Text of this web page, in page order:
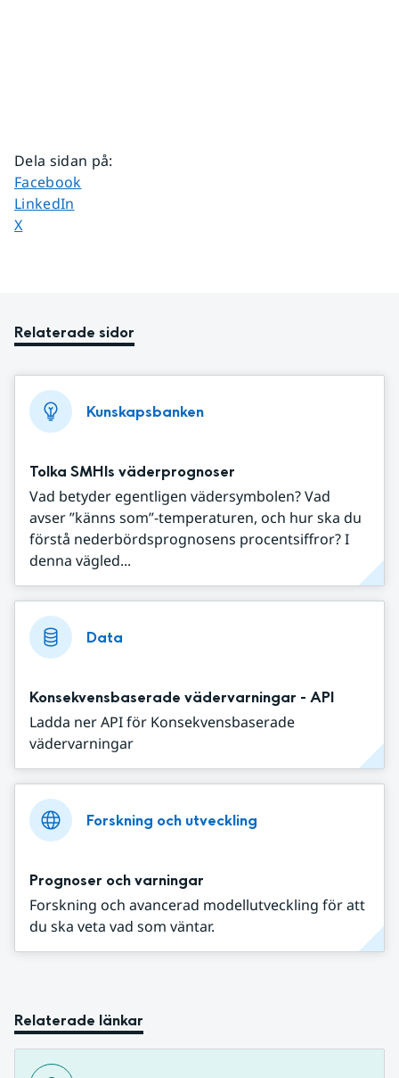
Dela sidan på:
Dela sidan på
Facebook
Dela sidan på
LinkedIn
Dela sidan på
X
Relaterade sidor
Kunskapsbanken
Tolka SMHIs väderprognoser
Vad betyder egentligen vädersymbolen? Vad
avser ”känns som”-temperaturen, och hur ska du
förstå nederbördsprognosens procentsiffror? I
denna vägled...
Data
Konsekvensbaserade vädervarningar - API
Ladda ner API för Konsekvensbaserade
vädervarningar
Forskning och utveckling
Prognoser och varningar
Forskning och avancerad modellutveckling för att
du ska veta vad som väntar.
Relaterade länkar